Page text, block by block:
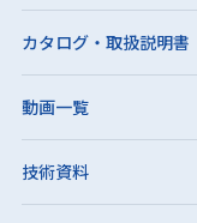
カタログ・取扱説明書
動画一覧
技術資料